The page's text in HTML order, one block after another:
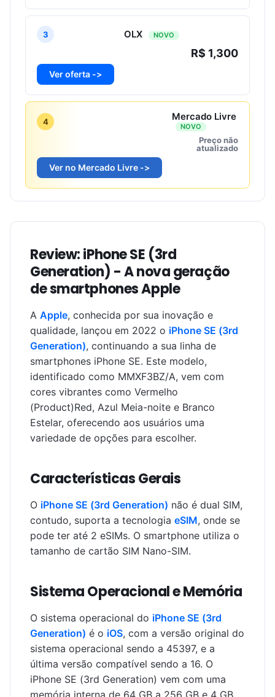
3 OLX NOVO
R$ 1,300
Ver oferta ->
4 Mercado Livre
NOVO
Preço não
atualizado
Ver no Mercado Livre ->
Review: iPhone SE (3rd
Generation) - A nova geração
de smartphones Apple
A Apple, conhecida por sua inovação e
qualidade, lançou em 2022 o iPhone SE (3rd
Generation), continuando a sua linha de
smartphones iPhone SE. Este modelo,
identificado como MMXF3BZ/A, vem com
cores vibrantes como Vermelho
(Product)Red, Azul Meia-noite e Branco
Estelar, oferecendo aos usuários uma
variedade de opções para escolher.
Características Gerais
O iPhone SE (3rd Generation) não é dual SIM,
contudo, suporta a tecnologia eSIM, onde se
pode ter até 2 eSIMs. O smartphone utiliza o
tamanho de cartão SIM Nano-SIM.
Sistema Operacional e Memória
O sistema operacional do iPhone SE (3rd
Generation) é o iOS, com a versão original do
sistema operacional sendo a 45397, e a
última versão compatível sendo a 16. O
iPhone SE (3rd Generation) vem com uma
memória interna de 64 GB a 256 GB e 4 GB